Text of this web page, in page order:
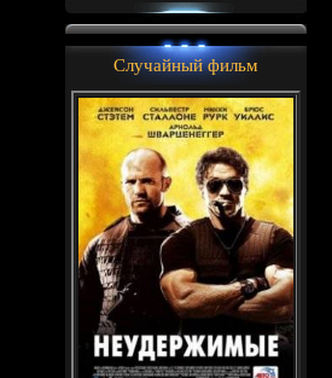
Случайный фильм